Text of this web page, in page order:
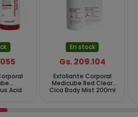
Acid
En stock
Gs. 209.104
Exfoliante Corporal
Medicube Red Clear
Cica Body Mist 200ml